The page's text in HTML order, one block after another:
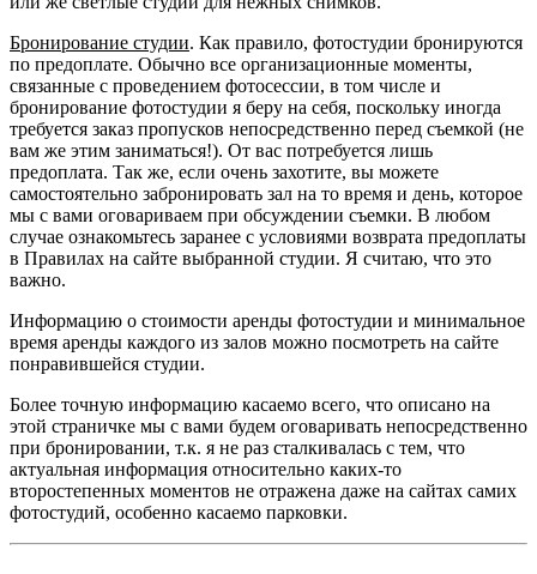
Бронирование студии. Как правило, фотостудии бронируются
по предоплате. Обычно все организационные моменты,
связанные с проведением фотосессии, в том числе и
бронирование фотостудии я беру на себя, поскольку иногда
требуется заказ пропусков непосредственно перед съемкой (не
вам же этим заниматься!). От вас потребуется лишь
предоплата. Так же, если очень захотите, вы можете
самостоятельно забронировать зал на то время и день, которое
мы с вами оговариваем при обсуждении съемки. В любом
случае ознакомьтесь заранее с условиями возврата предоплаты
в Правилах на сайте выбранной студии. Я считаю, что это
важно.
Информацию о стоимости аренды фотостудии и минимальное
время аренды каждого из залов можно посмотреть на сайте
понравившейся студии.
Более точную информацию касаемо всего, что описано на
этой страничке мы с вами будем оговаривать непосредственно
при бронировании, т.к. я не раз сталкивалась с тем, что
актуальная информация относительно каких-то
второстепенных моментов не отражена даже на сайтах самих
фотостудий, особенно касаемо парковки.